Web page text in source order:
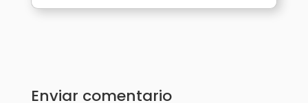
Enviar comentario